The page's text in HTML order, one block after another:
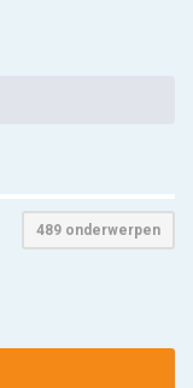
489 onderwerpen